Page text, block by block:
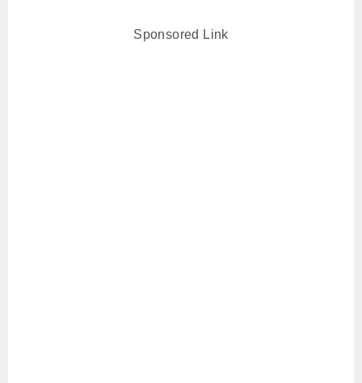
Sponsored Link